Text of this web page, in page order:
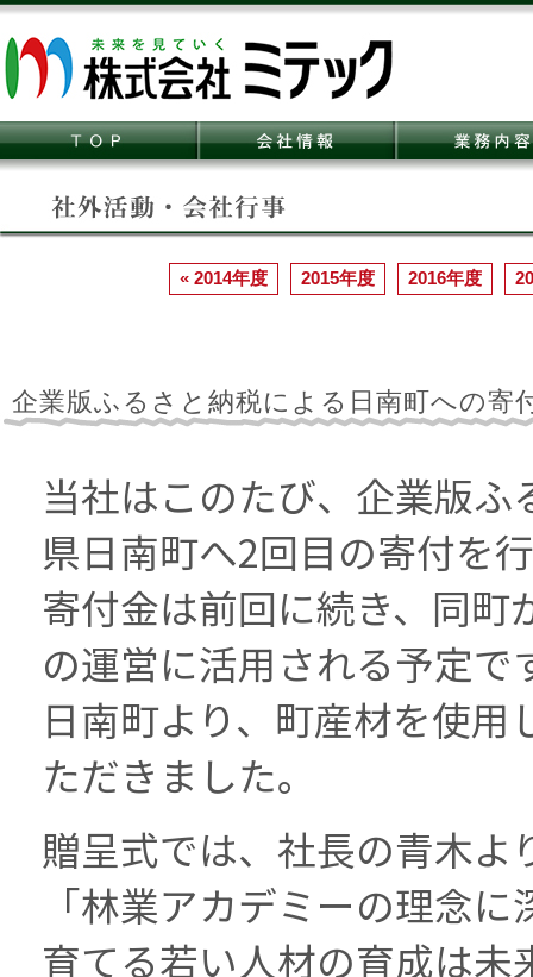
2016年度
2015年度
« 2014年度
企業版ふるさと納税による日南町への寄
当社はこのたび、企業版
県日南町へ2回目の寄付を
寄付金は前回に続き、同
の運営に活用される予定で
日南町より、町産材を使
ただきました。
贈呈式では、社長の青木よ
「林業アカデミーの理念
育てる若い人材の育成は